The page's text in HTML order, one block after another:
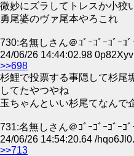
微妙にズラしてトレスか小狡
勇尾婆のヴァ尾本やろこれ
730:名無しさん＠ｺﾞｰｺﾞｰｺﾞｰｺﾞ
24/06/26 14:44:02.98
>>698
杉鯉で投票する事隠して杉尾
してたやつやね
玉ちゃんといい杉尾てなんで
731:名無しさん＠ｺﾞｰｺﾞｰｺﾞｰｺﾞ
24/06/26 14:54:20.64 /
>>713